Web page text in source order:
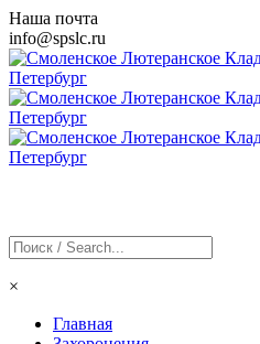
Наша почта
info@spslc.ru
×
Главная